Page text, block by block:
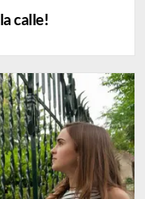
calle!